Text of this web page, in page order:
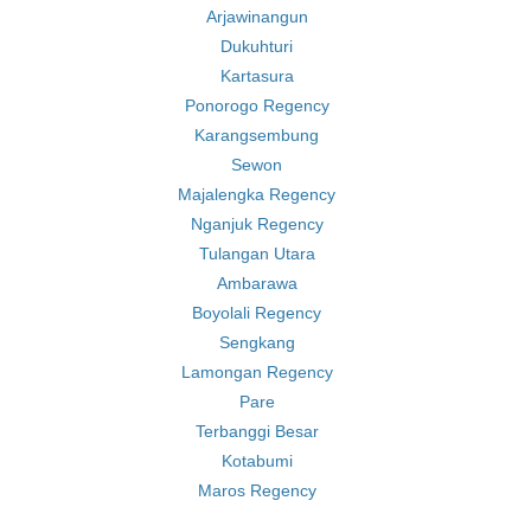
Arjawinangun
Dukuhturi
Kartasura
Ponorogo Regency
Karangsembung
Sewon
Majalengka Regency
Nganjuk Regency
Tulangan Utara
Ambarawa
Boyolali Regency
Sengkang
Lamongan Regency
Pare
Terbanggi Besar
Kotabumi
Maros Regency